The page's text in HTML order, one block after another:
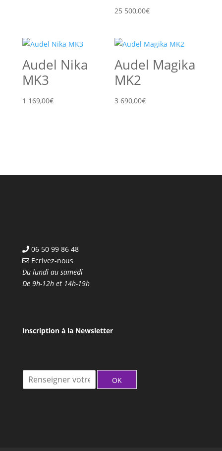
25 500,00€
Audel Nika
MK3
1 169,00€
Audel Magika
MK2
3 690,00€
06 50 99 86 48
Ecrivez-nous
Du lundi au samedi
De 9h-12h et 14h-19h
Inscription à la Newsletter
OK